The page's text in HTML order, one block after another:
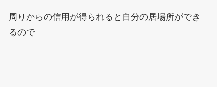
周りからの信用が得られると自分の居場所ができ
るので